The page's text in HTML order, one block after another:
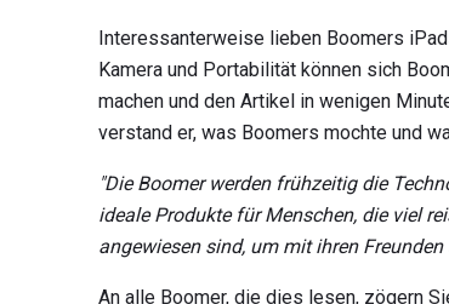
Interessanterweise lieben Boomers
Kamera und Portabilität können sich
machen und den Artikel in wenigen
verstand er, was Boomers mochte und
"Die Boomer werden frühzeitig die
ideale Produkte für Menschen, die viel
angewiesen sind, um mit ihren
An alle Boomer, die dies lesen, zögern